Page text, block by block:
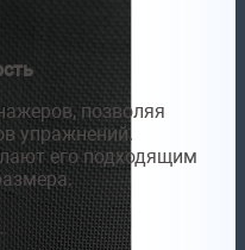
позволяя
упражнений.
его подходящим